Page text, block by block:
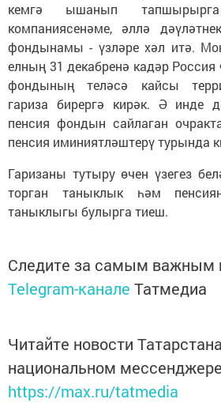
кемгә ышанып
компаниясенәме, әллә
фондынамы - үзләре хәл итә.
елның 31 декабренә кадәр
фондының теләсә кайсы
гариза бирергә кирәк. Ә инде
пенсия фондын сайлаган
пенсия иминиятләштерү турында
Гаризаны тутыру өчен үзегез
торган таныклык һәм
таныклыгы булырга тиеш.
Следите за самым важным
Telegram-канале Татмедиа
Читайте новости
национальном
https://max.ru/tatmedia